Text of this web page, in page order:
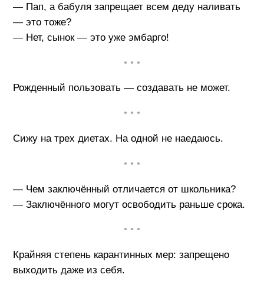
— Пап, а бабуля запрещает всем деду наливать
— это тоже?
— Нет, сынок — это уже эмбарго!
• • •
Рожденный пользовать — создавать не может.
• • •
Сижу на трех диетах. На одной не наедаюсь.
• • •
— Чем заключённый отличается от школьника?
— Заключённого могут освободить раньше срока.
• • •
Крайняя степень карантинных мер: запрещено
выходить даже из себя.